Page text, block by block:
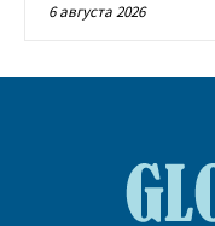
6 августа 2026